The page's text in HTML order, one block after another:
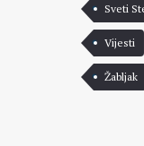
Sveti
Vijesti
Žabljak